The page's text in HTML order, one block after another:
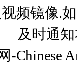
频镜像.
及时通
-Chinese